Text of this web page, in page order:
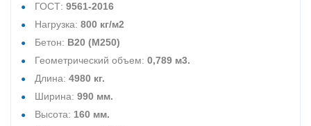
ГОСТ: 9561-2016
Нагрузка: 800 кг/м2
Бетон: В20 (М250)
Геометрический объем: 0,789 м3.
Длина: 4980 кг.
Ширина: 990 мм.
Высота: 160 мм.